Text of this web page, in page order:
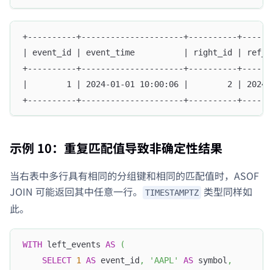
+----------+---------------------+----------
| event_id | event_time          | right_id |
+----------+---------------------+----------
|        1 | 2024-01-01 10:00:06 |        2 | 2024-
+----------+---------------------+----------
示例 10：重复匹配值导致非确定性结果
当右表中多行具有相同的分组键和相同的匹配值时，ASOF
JOIN 可能返回其中任意一行。
TIMESTAMPTZ 类型同样如
此。
WITH left_events AS
(
SELECT 1 AS event_id , 'AAPL' AS symbol ,